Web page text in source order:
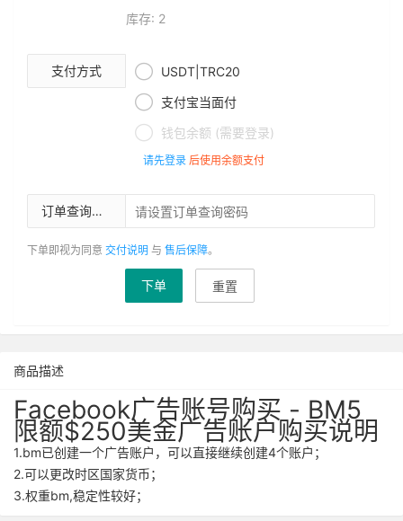
库存: 2
支付方式  USDT|TRC20
 支付宝当面付
 钱包余额 (需要登录)
请先登录 后使用余额支付
订单查询密码
下单即视为同意 交付说明 与 售后保障。
下单 重置
商品描述
Facebook广告账号购买 - BM5
限额$250美金广告账户购买说明
1.bm已创建一个广告账户，可以直接继续创建4个账户；
2.可以更改时区国家货币；
3.权重bm,稳定性较好；